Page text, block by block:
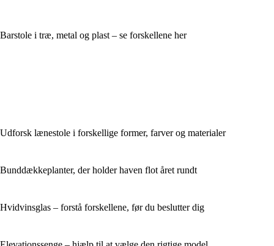
Barstole i træ, metal og plast – se forskellene her
Udforsk lænestole i forskellige former, farver og materialer
Bunddækkeplanter, der holder haven flot året rundt
Hvidvinsglas – forstå forskellene, før du beslutter dig